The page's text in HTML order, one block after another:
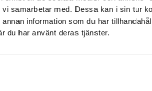
samarbetar med. Dessa kan i sin tur
information som du har
du har använt deras tjänster.
och data från skadade
& datorer.